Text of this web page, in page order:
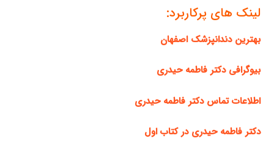
لینک های پرکاربرد:
بهترین دندانپزشک اصفهان
بیوگرافی دکتر فاطمه حیدری
اطلاعات تماس دکتر فاطمه حیدری
دکتر فاطمه حیدری در کتاب اول